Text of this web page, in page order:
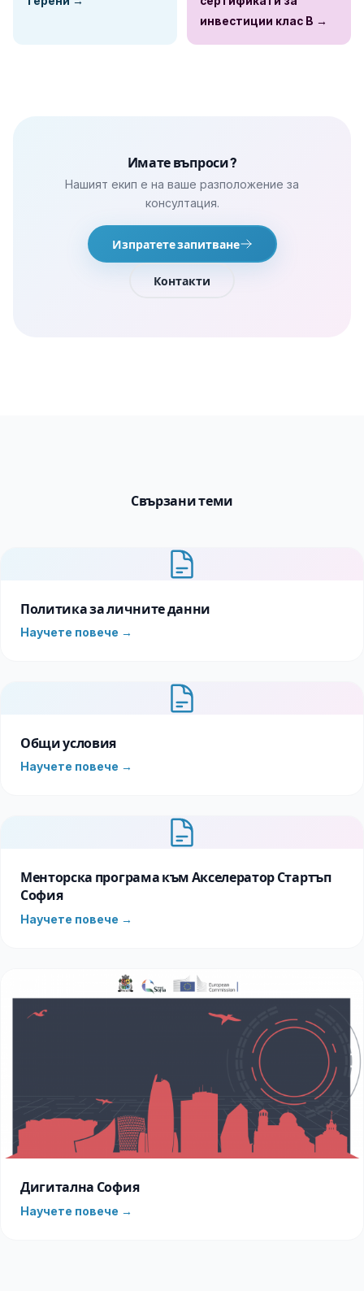
инвестиции клас В →
Имате въпроси?
Нашият екип е на ваше разположение за
консултация.
Изпратете запитване
Контакти
Свързани теми
Политика за личните данни
Научете повече →
Общи условия
Научете повече →
Менторска програма към Акселератор Стартъп
София
Научете повече →
Дигитална София
Научете повече →